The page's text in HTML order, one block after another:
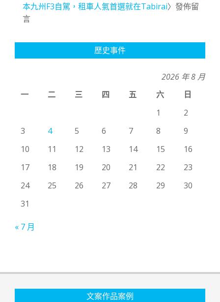
本九州F3自駕，租車人氣首選就在Tabirai〉發佈留
言
歷史事件
2026 年 8 月
一
二 三 四 五 六
日
1
2
3
4 5 6 7 8
9
10
11 12 13 14 15
16
17
18 19 20 21 22
23
24
25 26 27 28 29
30
31
« 7 月
文案作品案例